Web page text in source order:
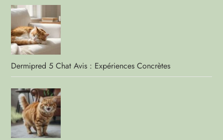
Dermipred 5 Chat Avis : Expériences Concrètes